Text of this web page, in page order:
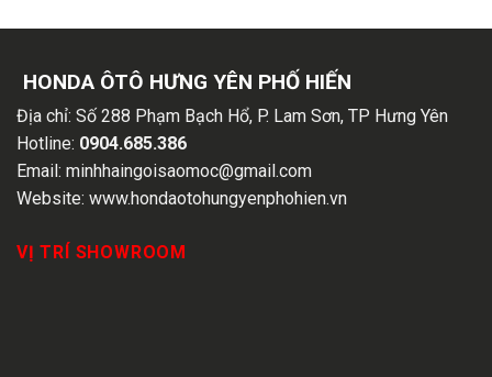
HONDA ÔTÔ HƯNG YÊN PHỐ HIẾN
Địa chỉ: Số 288 Phạm Bạch Hổ, P. Lam Sơn, TP Hưng Yên
Hotline: 0904.685.386
Email: minhhaingoisaomoc@gmail.com
Website: www.hondaotohungyenphohien.vn
VỊ TRÍ SHOWROOM